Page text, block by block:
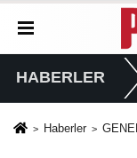
HABERLER
Haberler GENEL